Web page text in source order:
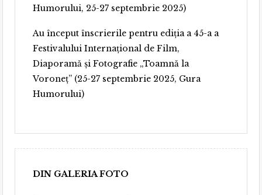
Humorului, 25-27 septembrie 2025)
Au început înscrierile pentru ediția a 45-a a
Festivalului Internațional de Film,
Diaporamă și Fotografie „Toamnă la
Voroneț” (25-27 septembrie 2025, Gura
Humorului)
DIN GALERIA FOTO